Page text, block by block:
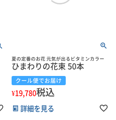
夏の定番のお花 元気が出るビタミンカラー
ひまわりの花束 50本
クール便でお届け
¥19,780税込
詳細を見る